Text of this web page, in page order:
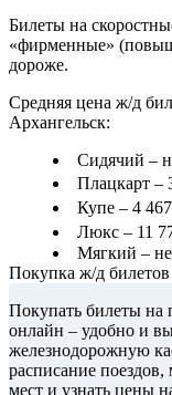
Билеты на
«фирменные»
дороже.
Средняя цена ж/д
Архангельск:
Сидячий –
Плацкарт –
Купе – 4
Люкс – 11
Мягкий –
Покупка ж/д
Покупать билеты на
онлайн – удобно и
железнодорожную
расписание
мест и узнать цены